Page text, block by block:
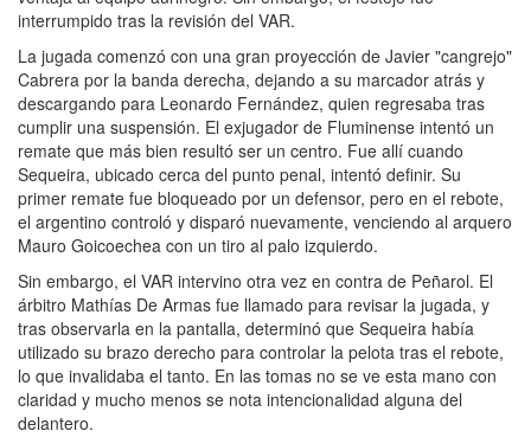
interrumpido tras la revisión del VAR.
La jugada comenzó con una gran proyección de Javier "cangrejo"
Cabrera por la banda derecha, dejando a su marcador atrás y
descargando para Leonardo Fernández, quien regresaba tras
cumplir una suspensión. El exjugador de Fluminense intentó un
remate que más bien resultó ser un centro. Fue allí cuando
Sequeira, ubicado cerca del punto penal, intentó definir. Su
primer remate fue bloqueado por un defensor, pero en el rebote,
el argentino controló y disparó nuevamente, venciendo al arquero
Mauro Goicoechea con un tiro al palo izquierdo.
Sin embargo, el VAR intervino otra vez en contra de Peñarol. El
árbitro Mathías De Armas fue llamado para revisar la jugada, y
tras observarla en la pantalla, determinó que Sequeira había
utilizado su brazo derecho para controlar la pelota tras el rebote,
lo que invalidaba el tanto. En las tomas no se ve esta mano con
claridad y mucho menos se nota intencionalidad alguna del
delantero.